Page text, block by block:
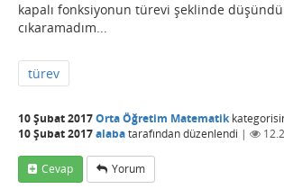
kapalı fonksiyonun türevi şeklinde
cıkaramadım...
türev
10 Şubat 2017Orta Öğretim Matematik
10 Şubat 2017alabatarafındandüzenlendi |
Cevap Yorum